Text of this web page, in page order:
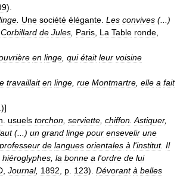
).
Une société élégante Les convives (...)
Corbillard de Jules Paris La Table ronde
en linge qui était leur voisine
travaillait en linge rue Montmartre elle a fait
.)]
usuels torchon serviette chiffon Astiquer,
(...) un grand linge pour ensevelir une
professeur de langues orientales à l'institut. Il
hiéroglyphes la bonne a l'ordre de lui
Journal, 1892 p 123). Dévorant à belles